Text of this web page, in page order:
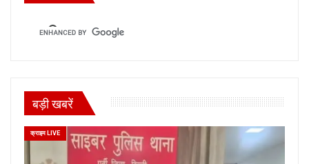
बड़ी खबरें
क्राइम LIVE